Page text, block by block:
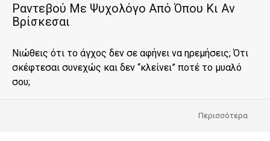
Ραντεβού Με Ψυχολόγο Από Όπου Κι Αν
Βρίσκεσαι
Νιώθεις ότι το άγχος δεν σε αφήνει να ηρεμήσεις; Ότι
σκέφτεσαι συνεχώς και δεν “κλείνει” ποτέ το μυαλό
σου;
Περισσότερα